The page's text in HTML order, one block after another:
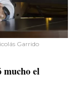
Garrido
el